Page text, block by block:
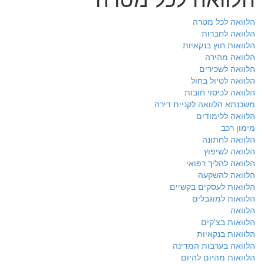
הלוואה לכל מטרה
הלוואה לחברות
הלוואות חוץ בנקאיות
הלוואה מהירה
הלוואה לשכירים
הלוואה לטיול בחול
הלוואה לכיסוי חובות
משכנתא הלוואה לקניית דירה
הלוואה ללימודים
מימון רכב
הלוואה לחתונה
הלוואה לשיפוץ
הלוואה להליך רפואי
הלוואה להשקעה
הלוואות לעסקים בקשיים
הלוואות למוגבלים
הלוואה
הלוואות בצ'קים
הלוואות בנקאיות
הלוואה בערבות המדינה
הלוואות מהיום להיום